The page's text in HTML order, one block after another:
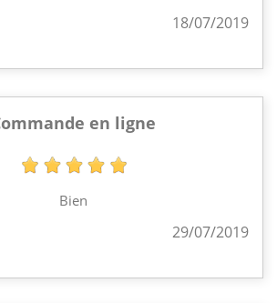
18/07/2019
en ligne
Bien
29/07/2019